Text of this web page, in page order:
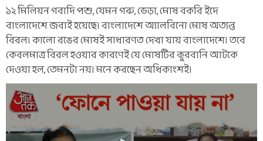
১২ মিলিয়ন গবাদি পশু, যেমন গরু, ভেড়া, মোষ বকরি ইদে
বাংলাদেশে জবাই হয়েছে। বাংলাদেশে অ্যালবিনো মোষ অত্যন্ত
বিরল। কালো রঙের মোষই সাধারণত দেখা যায় বাংলাদেশে। তবে
কেবলমাত্র বিরল হওয়ার কারণেই যে মোষটির কুরবানি আটকে
দেওয়া হল, তেমনটা নয়। মনে করছেন অধিকাংশই।